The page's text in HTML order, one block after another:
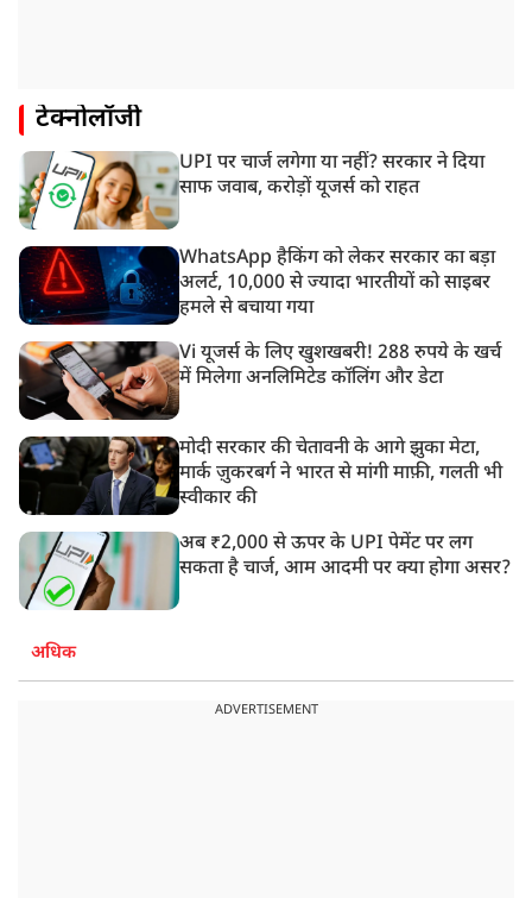
टेक्नोलॉजी
UPI पर चार्ज लगेगा या नहीं? सरकार ने दिया
साफ जवाब, करोड़ों यूजर्स को राहत
WhatsApp हैकिंग को लेकर सरकार का बड़ा
अलर्ट, 10,000 से ज्यादा भारतीयों को साइबर
हमले से बचाया गया
Vi यूजर्स के लिए खुशखबरी! 288 रुपये के खर्च
में मिलेगा अनलिमिटेड कॉलिंग और डेटा
मोदी सरकार की चेतावनी के आगे झुका मेटा,
मार्क ज़ुकरबर्ग ने भारत से मांगी माफ़ी, गलती भी
स्वीकार की
अब ₹2,000 से ऊपर के UPI पेमेंट पर लग
सकता है चार्ज, आम आदमी पर क्या होगा असर?
अधिक
ADVERTISEMENT